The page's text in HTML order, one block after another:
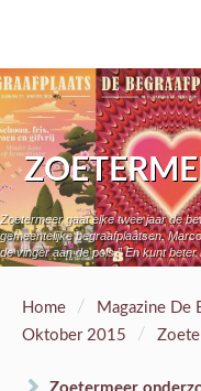
Zoetermeer gaat elke twee jaar de
gemeentelijke begraafplaatsen.
de vinger aan de pols.” En kunt beter
Home / Magazine De
Oktober 2015 /